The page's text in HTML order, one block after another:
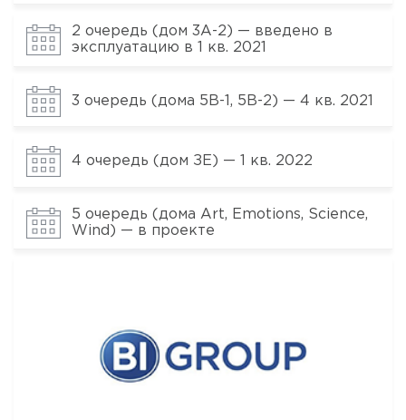
2 очередь (дом 3А-2) — введено в
эксплуатацию в 1 кв. 2021
3 очередь (дома 5В-1, 5В-2) — 4 кв. 2021
4 очередь (дом ЗЕ) — 1 кв. 2022
5 очередь (дома Art, Emotions, Science,
Wind) — в проекте